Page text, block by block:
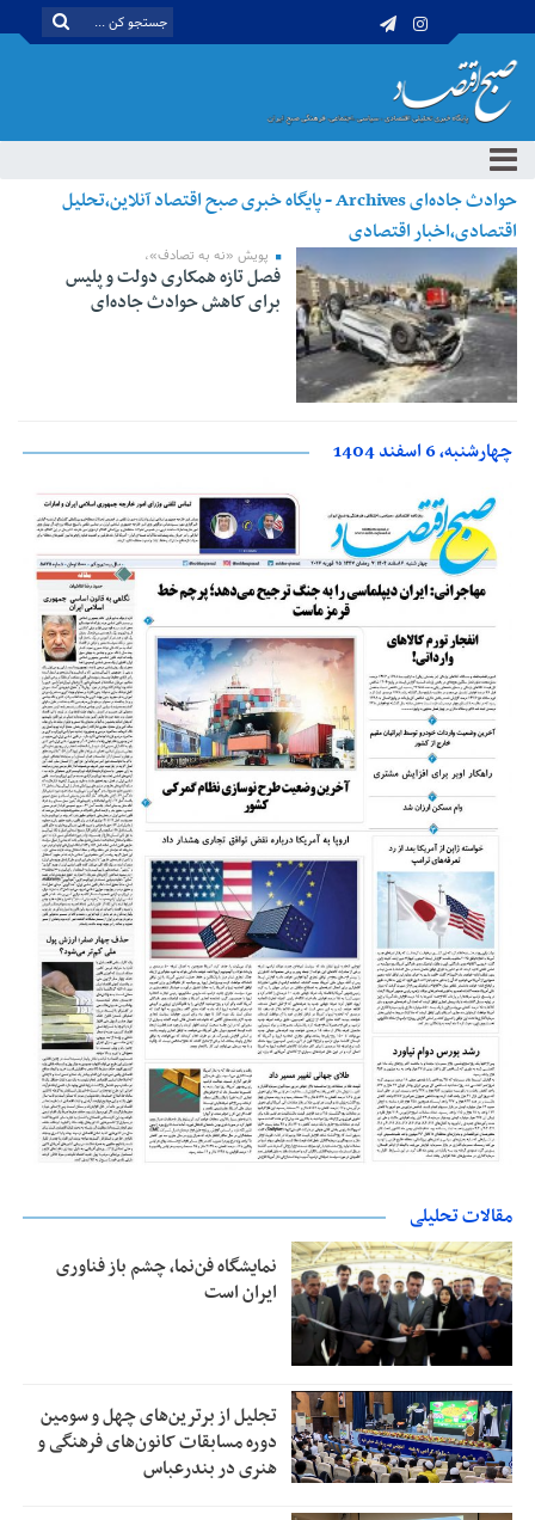
حوادث جاده‌ای Archives - پایگاه خبری صبح اقتصاد آنلاین،تحلیل
اقتصادی،اخبار اقتصادی
پویش «نه به تصادف»،
فصل تازه‌ همکاری دولت و پلیس
برای کاهش حوادث جاده‌ای
چهارشنبه، 6 اسفند 1404
مقالات تحلیلی
نمایشگاه فن‌نما، چشم باز فناوری
ایران است
تجلیل از بر‌ترین‌های چهل و سومین
دوره مسابقات کانون‌های فرهنگی و
هنری در بندرعباس